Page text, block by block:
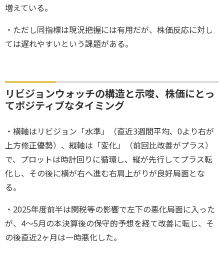
増えている。
・ただし同指標は現況把握には有用だが、株価反応に対し
ては遅れやすいという課題がある。
リビジョンウォッチの構造と示唆、株価にとっ
てポジティブなタイミング
・横軸はリビジョン「水準」（直近3週間平均、0より右が
上方修正優勢）、縦軸は「変化」（前回比改善がプラス）
で、プロットは時計回りに循環し、縦が先行してプラス転
化し、その後に横が右へ進む右肩上がりが良好局面とな
る。
・2025年度前半は関税等の影響で左下の悪化局面に入った
が、4～5月の本決算後の保守的予想を経て改善に転じ、そ
の後直近2ヶ月は一時悪化した。